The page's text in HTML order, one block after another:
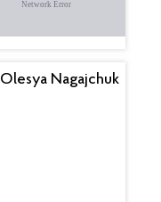
Olesya Nagajchuk